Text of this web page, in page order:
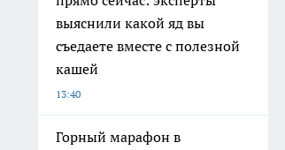
выяснили какой яд вы
съедаете вместе с полезной
кашей
13:40
Горный марафон в